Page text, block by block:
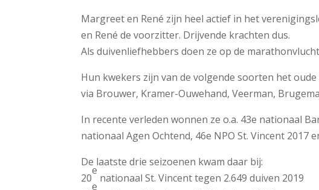
Margreet en René zijn heel actief in het
en René de voorzitter. Drijvende krachten dus.
Als duivenliefhebbers doen ze op de
Hun kwekers zijn van de volgende soorten het
via Brouwer, Kramer-Ouwehand, Veerman,
In recente verleden wonnen ze o.a. 43e nationaal
nationaal Agen Ochtend, 46e NPO St. Vincent 2017
De laatste drie seizoenen kwam daar bij:
20
e
nationaal St. Vincent tegen 2.649 duiven 2019
e